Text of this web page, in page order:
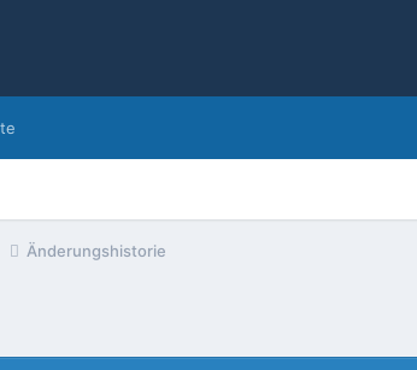
Änderungshistorie